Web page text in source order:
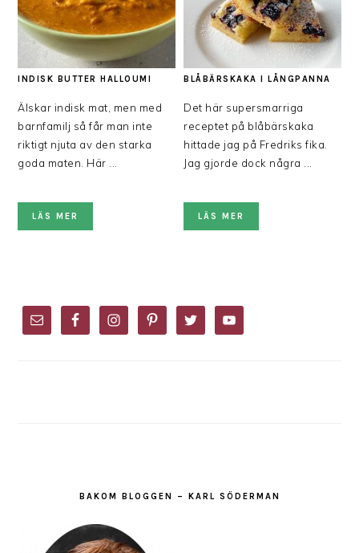
INDISK BUTTER HALLOUMI
Älskar indisk mat, men med
barnfamilj så får man inte
riktigt njuta av den starka
goda maten. Här ...
LÄS MER
BLÅBÄRSKAKA I LÅNGPANNA
Det här supersmarriga
receptet på blåbärskaka
hittade jag på Fredriks fika.
Jag gjorde dock några ...
LÄS MER
SIDEBAR
BAKOM BLOGGEN – KARL SÖDERMAN